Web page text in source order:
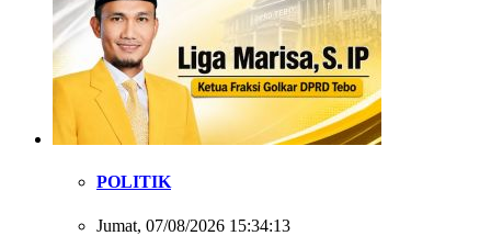
POLITIK
Jumat, 07/08/2026 15:34:13